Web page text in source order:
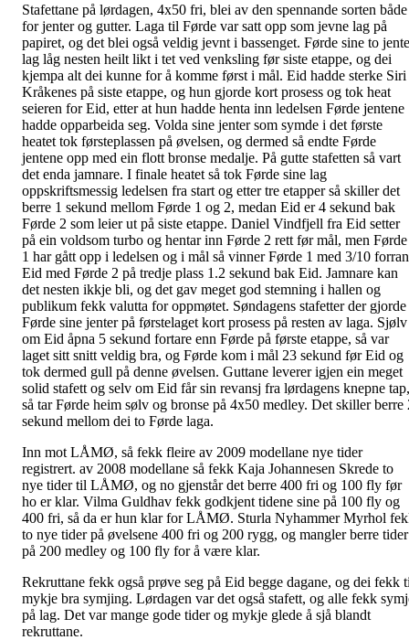
Stafettane på lørdagen, 4x50 fri, blei av den spennande sorten både
for jenter og gutter. Laga til Førde var satt opp som jevne lag på
papiret, og det blei også veldig jevnt i bassenget. Førde sine to jente
lag låg nesten heilt likt i tet ved venksling før siste etappe, og dei
kjempa alt dei kunne for å komme først i mål. Eid hadde sterke Siri
Kråkenes på siste etappe, og hun gjorde kort prosess og tok heat
seieren for Eid, etter at hun hadde henta inn ledelsen Førde jentene
hadde opparbeida seg. Volda sine jenter som symde i det første
heatet tok førsteplassen på øvelsen, og dermed så endte Førde
jentene opp med ein flott bronse medalje. På gutte stafetten så vart
det enda jamnare. I finale heatet så tok Førde sine lag
oppskriftsmessig ledelsen fra start og etter tre etapper så skiller det
berre 1 sekund mellom Førde 1 og 2, medan Eid er 4 sekund bak
Førde 2 som leier ut på siste etappe. Daniel Vindfjell fra Eid setter
på ein voldsom turbo og hentar inn Førde 2 rett før mål, men Førde
1 har gått opp i ledelsen og i mål så vinner Førde 1 med 3/10 forran
Eid med Førde 2 på tredje plass 1.2 sekund bak Eid. Jamnare kan
det nesten ikkje bli, og det gav meget god stemning i hallen og
publikum fekk valutta for oppmøtet. Søndagens stafetter der gjorde
Førde sine jenter på førstelaget kort prosess på resten av laga. Sjølv
om Eid åpna 5 sekund fortare enn Førde på første etappe, så var
laget sitt snitt veldig bra, og Førde kom i mål 23 sekund før Eid og
tok dermed gull på denne øvelsen. Guttane leverer igjen ein meget
solid stafett og selv om Eid får sin revansj fra lørdagens knepne tap,
så tar Førde heim sølv og bronse på 4x50 medley. Det skiller berre
sekund mellom dei to Førde laga.
Inn mot LÅMØ, så fekk fleire av 2009 modellane nye tider
registrert. av 2008 modellane så fekk Kaja Johannesen Skrede to
nye tider til LÅMØ, og no gjenstår det berre 400 fri og 100 fly før
ho er klar. Vilma Guldhav fekk godkjent tidene sine på 100 fly og
400 fri, så da er hun klar for LÅMØ. Sturla Nyhammer Myrhol
to nye tider på øvelsene 400 fri og 200 rygg, og mangler berre tider
på 200 medley og 100 fly for å være klar.
Rekruttane fekk også prøve seg på Eid begge dagane, og dei fekk
mykje bra symjing. Lørdagen var det også stafett, og alle fekk
på lag. Det var mange gode tider og mykje glede å sjå blandt
rekruttane.